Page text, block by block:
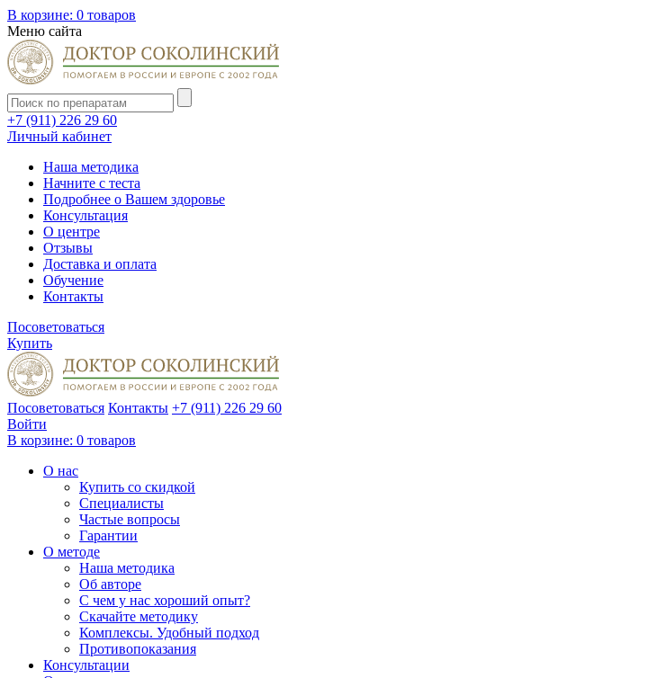
В корзине: 0 товаров
Меню сайта
+7 (911) 226 29 60
Личный кабинет
Наша методика
Начните с теста
Подробнее о Вашем здоровье
Консультация
О центре
Отзывы
Доставка и оплата
Обучение
Контакты
Посоветоваться
Купить
Посоветоваться Контакты +7 (911) 226 29 60
Войти
В корзине: 0 товаров
О нас
Купить со скидкой
Специалисты
Частые вопросы
Гарантии
О методе
Наша методика
Об авторе
С чем у нас хороший опыт?
Скачайте методику
Комплексы. Удобный подход
Противопоказания
Консультации